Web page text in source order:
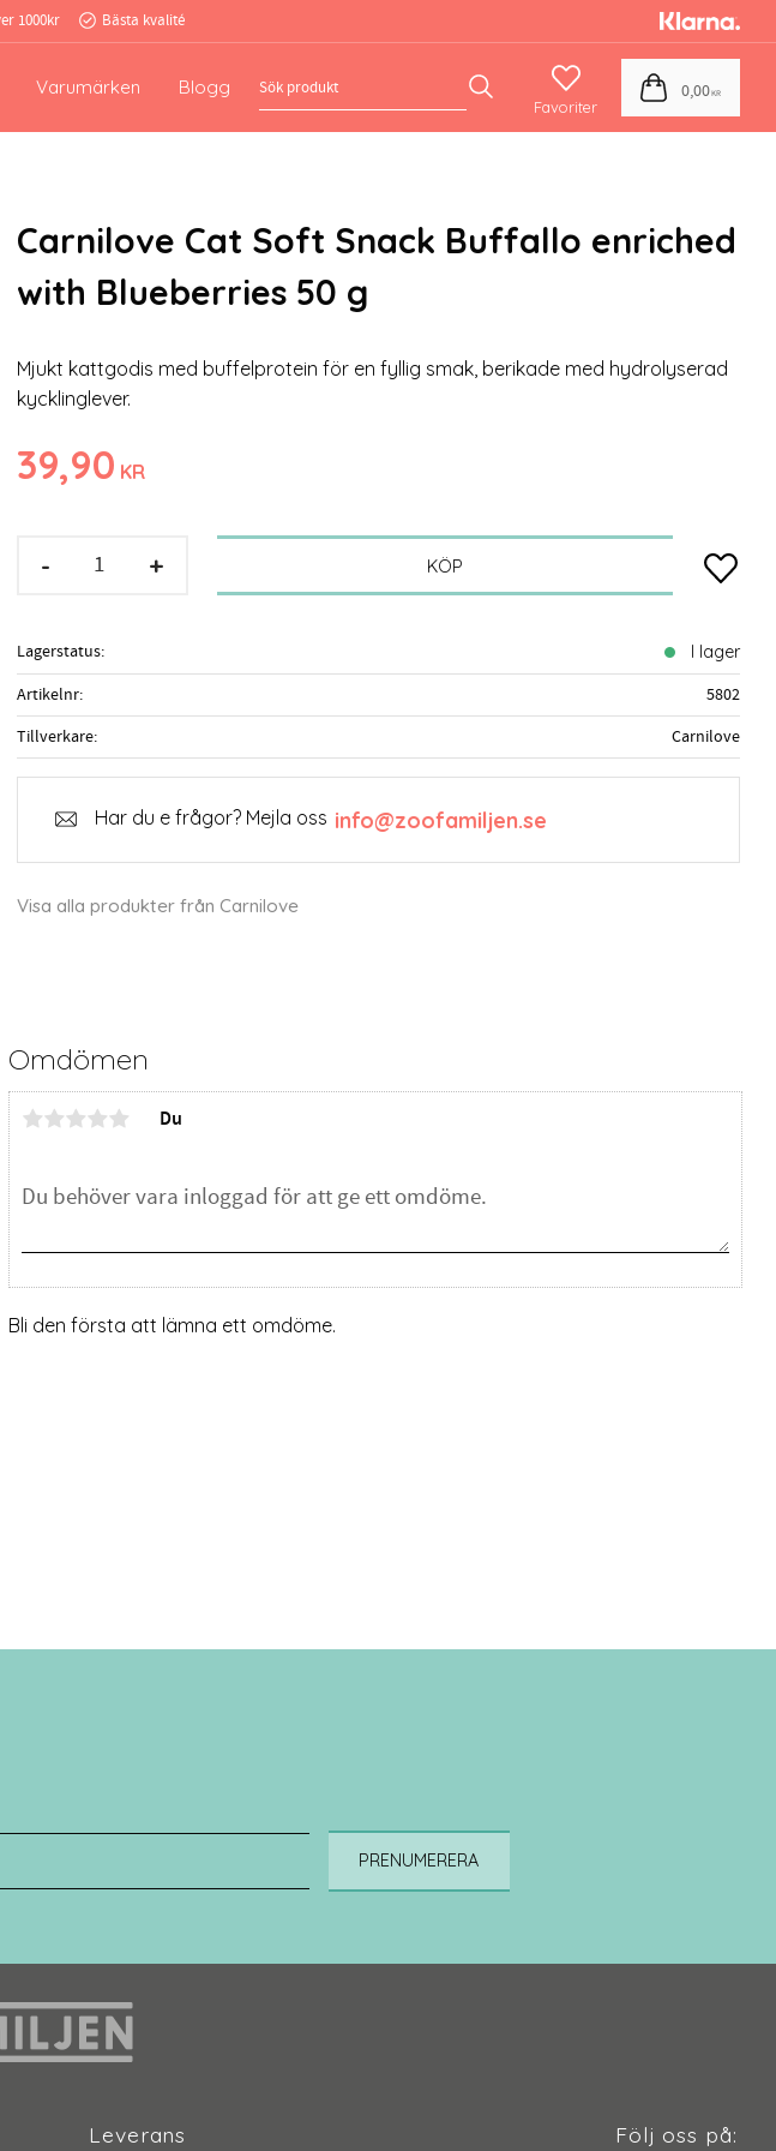
1000kr Bästa kvalité
Varumärken Blogg FavoriterKundvagn
0,00KR
Carnilove Cat Soft Snack Buffallo enriched
with Blueberries 50 g
Mjukt kattgodis med buffelprotein för en fyllig smak, berikade med hydrolyserad
kycklinglever.
39,90 KR
+
- KÖP Lägg
Lagerstatus I lager
Artikelnr
5802
Tillverkare
Carnilove
Har du e frågor? Mejla oss info@zoofamiljen.se
Visa alla produkter från Carnilove
Omdömen
Du
Bli den första att lämna ett omdöme.
PRENUMERERA
Leverans Följ oss på: